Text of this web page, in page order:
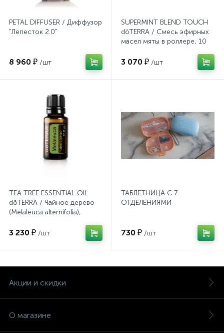
PETAL DIFFUSER / Диффузор
"Лепесток 2.0"
8 960 ₽ /шт
SUPERMINT BLEND TOUCH
dōTERRA / Смесь эфирных
масел мяты в роллере, 10
3 070 ₽ /шт
TEA TREE ESSENTIAL OIL
dōTERRA / Чайное дерево
(Melaleuca alternifolia),
3 230 ₽ /шт
ТАБЛЕТНИЦА С 7
ОТДЕЛЕНИЯМИ
730 ₽ /шт
Акции и скидки
О магазине